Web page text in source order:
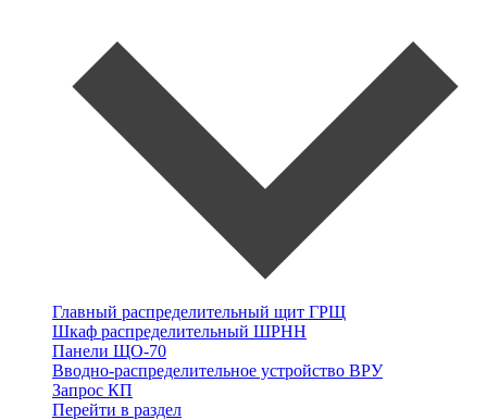
Главный распределительный щит ГРЩ
Шкаф распределительный ШРНН
Панели ЩО-70
Вводно-распределительное устройство ВРУ
Запрос КП
Перейти в раздел